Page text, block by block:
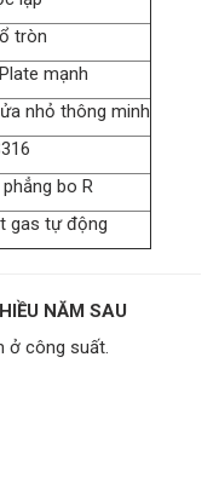
tròn
mạnh
nhỏ thông minh
bo R
gas tự động
NĂM SAU
ở công suất.